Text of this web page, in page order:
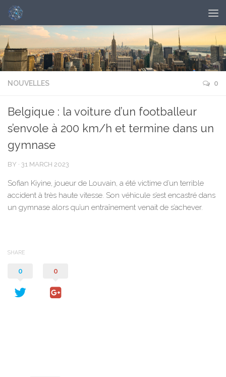
NOUVELLES 0
Belgique : la voiture d’un footballeur
s’envole à 200 km/h et termine dans un
gymnase
BY · 31 MARCH 2023
Sofian Kiyine, joueur de Louvain, a été victime d’un terrible
accident à très haute vitesse. Son véhicule s’est encastré dans
un gymnase alors qu’un entraînement venait de s’achever.
SHARE
0 0